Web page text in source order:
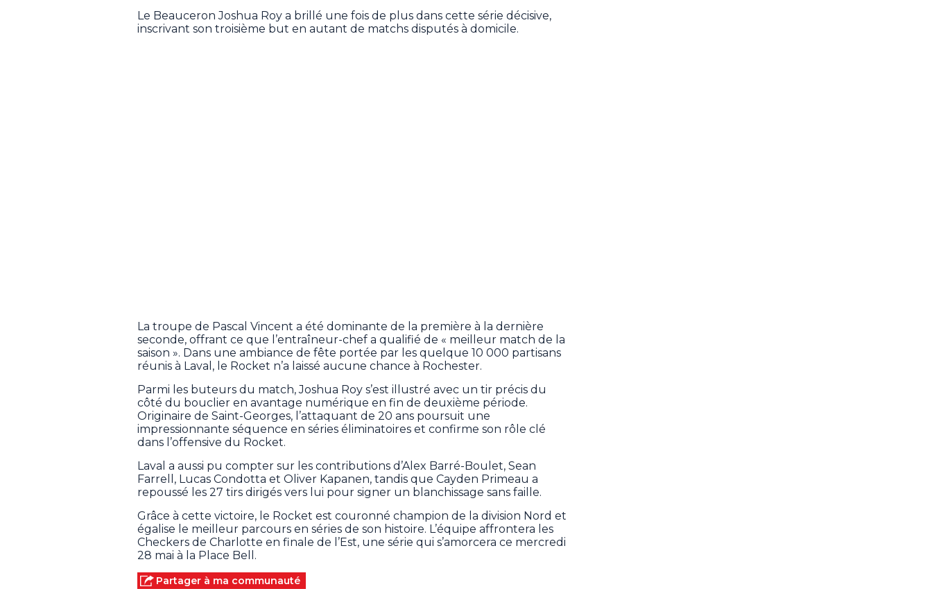
Le Beauceron Joshua Roy a brillé une fois de plus dans cette série décisive,
inscrivant son troisième but en autant de matchs disputés à domicile.
La troupe de Pascal Vincent a été dominante de la première à la dernière
seconde, offrant ce que l’entraîneur-chef a qualifié de « meilleur match de la
saison ». Dans une ambiance de fête portée par les quelque 10 000 partisans
réunis à Laval, le Rocket n’a laissé aucune chance à Rochester.
Parmi les buteurs du match, Joshua Roy s’est illustré avec un tir précis du
côté du bouclier en avantage numérique en fin de deuxième période.
Originaire de Saint-Georges, l’attaquant de 20 ans poursuit une
impressionnante séquence en séries éliminatoires et confirme son rôle clé
dans l’offensive du Rocket.
Laval a aussi pu compter sur les contributions d’Alex Barré-Boulet, Sean
Farrell, Lucas Condotta et Oliver Kapanen, tandis que Cayden Primeau a
repoussé les 27 tirs dirigés vers lui pour signer un blanchissage sans faille.
Grâce à cette victoire, le Rocket est couronné champion de la division Nord et
égalise le meilleur parcours en séries de son histoire. L’équipe affrontera les
Checkers de Charlotte en finale de l’Est, une série qui s’amorcera ce mercredi
28 mai à la Place Bell.
Partager à ma communauté